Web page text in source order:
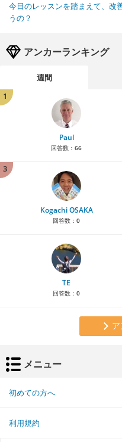
今日のレッスンを踏まえて、改
うの？
アンカーランキング
週間
1
Paul
回答数： 66
3
Kogachi OSAKA
回答数： 0
TE
回答数： 0
メニュー
初めての方へ
利用規約